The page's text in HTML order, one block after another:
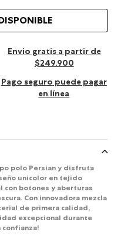
Envio gratis a partir de
$249.900
Pago seguro puede pagar
en línea
polo Persian y disfruta
unicolor en tejido
con botones y aberturas
Con innovadora mezcla
de primera calidad,
excepcional durante
confianza!